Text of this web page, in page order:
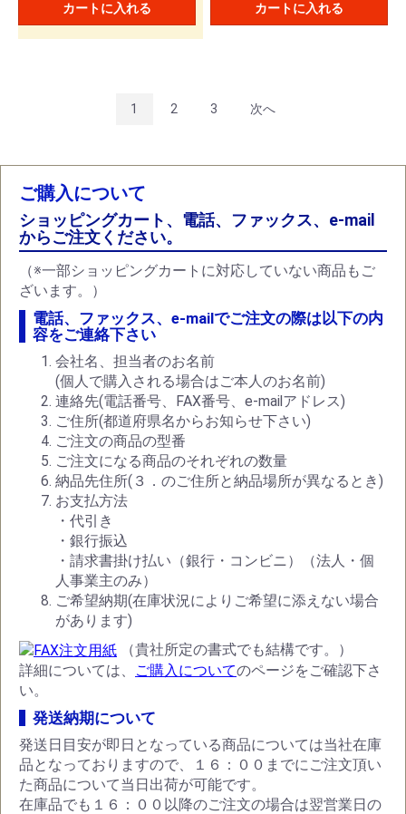
カートに入れる カートに入れる
1 2 3 次へ
ご購入について
ショッピングカート、電話、ファックス、e-mail
からご注文ください。
（※一部ショッピングカートに対応していない商品もご
ざいます。）
電話、ファックス、e-mailでご注文の際は以下の内
容をご連絡下さい
会社名、担当者のお名前
(個人で購入される場合はご本人のお名前)
連絡先(電話番号、FAX番号、e-mailアドレス)
ご住所(都道府県名からお知らせ下さい)
ご注文の商品の型番
ご注文になる商品のそれぞれの数量
納品先住所(３．のご住所と納品場所が異なるとき)
お支払方法
・代引き
・銀行振込
・請求書掛け払い（銀行・コンビニ）（法人・個
人事業主のみ）
ご希望納期(在庫状況によりご希望に添えない場合
があります)
（貴社所定の書式でも結構です。）
詳細については、
ご購入についてのページをご確認下さ
い。
発送納期について
発送日目安が即日となっている商品については当社在庫
品となっておりますので、１６：００までにご注文頂い
た商品について当日出荷が可能です。
在庫品でも１６：００以降のご注文の場合は翌営業日の